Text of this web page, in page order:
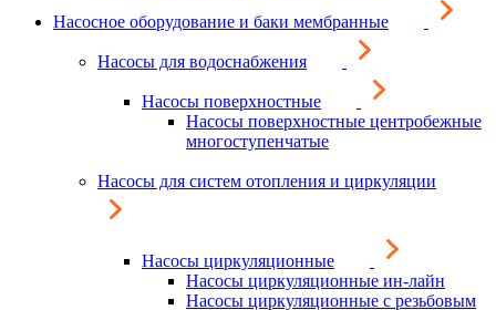
Насосное оборудование и баки мембранные
Насосы для водоснабжения
Насосы поверхностные
Насосы поверхностные центробежные
многоступенчатые
Насосы для систем отопления и циркуляции
Насосы циркуляционные
Насосы циркуляционные ин-лайн
Насосы циркуляционные с резьбовым